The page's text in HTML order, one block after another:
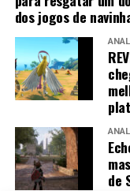
NoNintendo Switch
praticamente não
PlayStation 5 e
muito próxima dos
dos jogos de
de